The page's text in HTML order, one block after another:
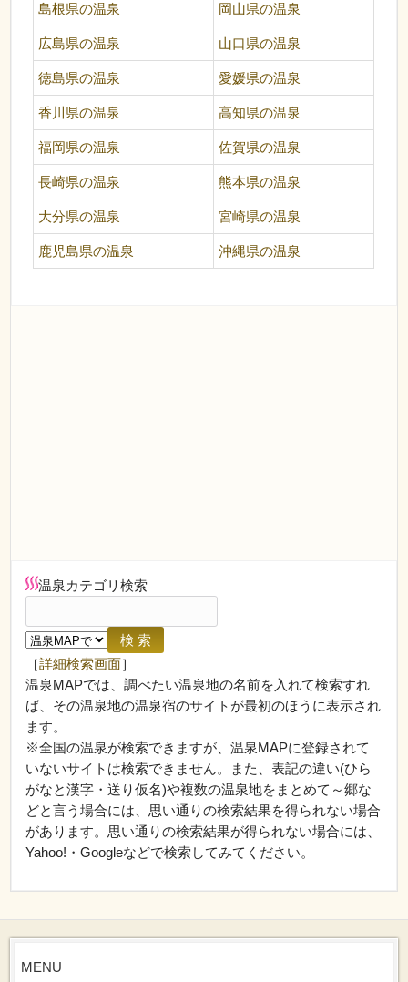
島根県の温泉 岡山県の温泉
広島県の温泉 山口県の温泉
徳島県の温泉 愛媛県の温泉
香川県の温泉 高知県の温泉
福岡県の温泉 佐賀県の温泉
長崎県の温泉 熊本県の温泉
大分県の温泉 宮崎県の温泉
鹿児島県の温泉 沖縄県の温泉
温泉カテゴリ検索
［詳細検索画面］
温泉MAPでは、調べたい温泉地の名前を入れて検索すれ
ば、その温泉地の温泉宿のサイトが最初のほうに表示され
ます。
※全国の温泉が検索できますが、温泉MAPに登録されて
いないサイトは検索できません。また、表記の違い(ひら
がなと漢字・送り仮名)や複数の温泉地をまとめて～郷な
どと言う場合には、思い通りの検索結果を得られない場合
があります。思い通りの検索結果が得られない場合には、
Yahoo!・Googleなどで検索してみてください。
MENU